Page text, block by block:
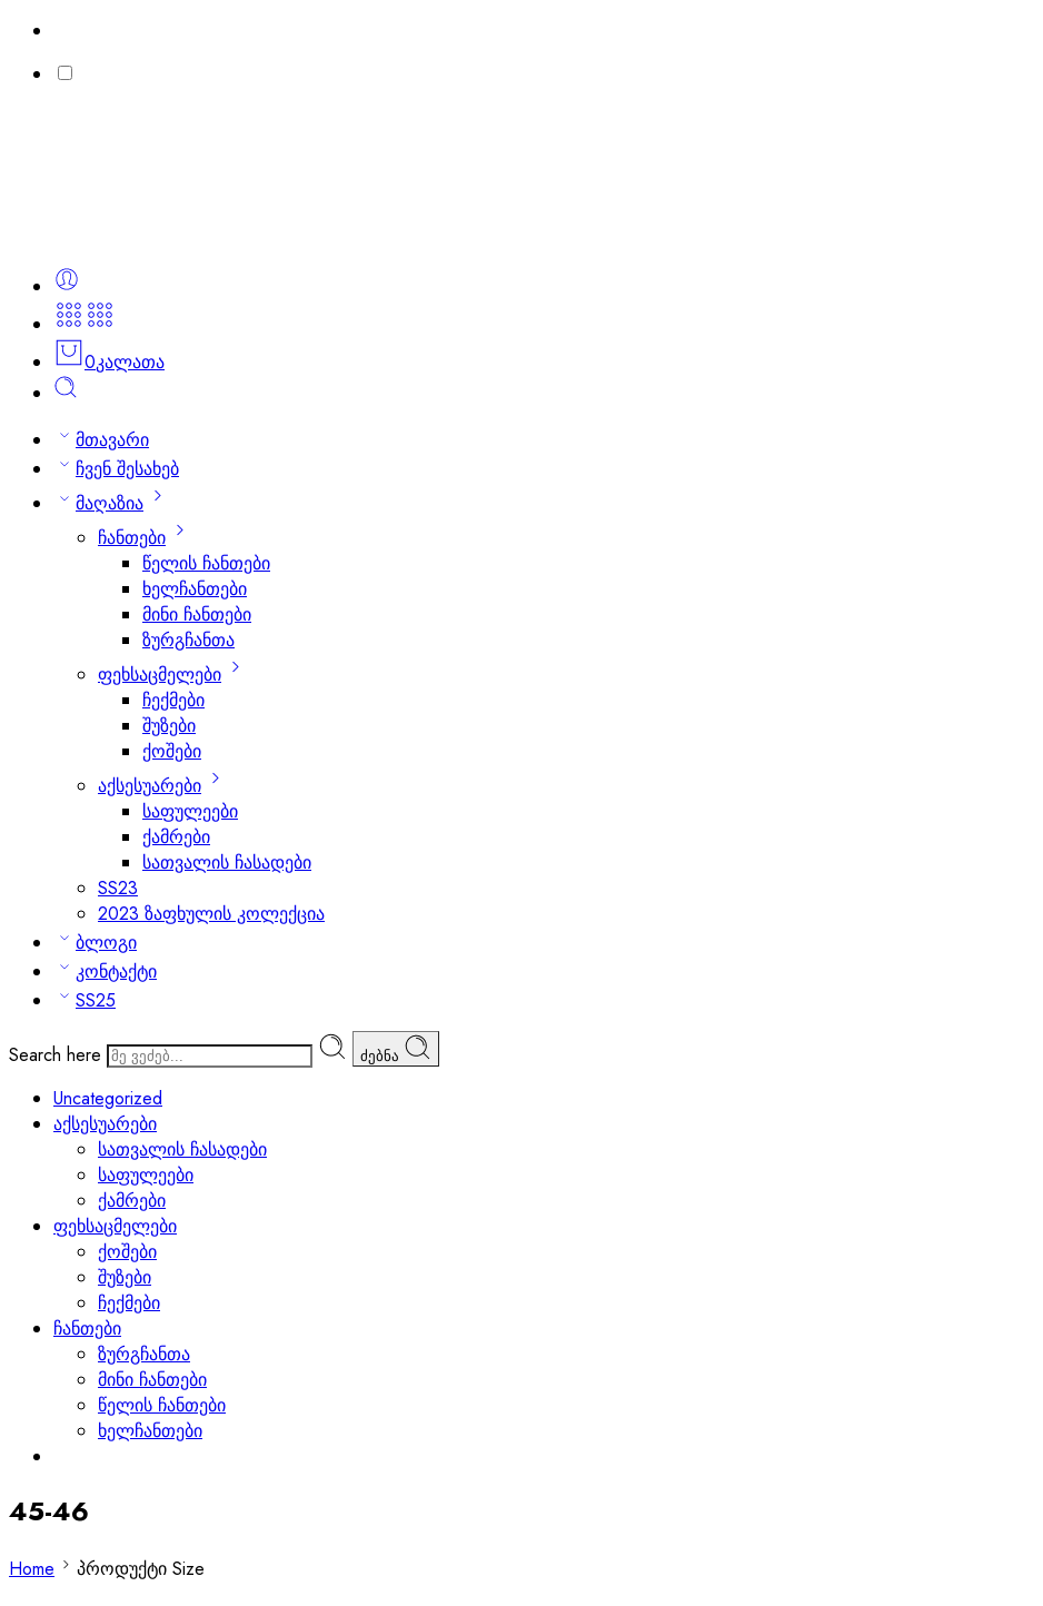
0კალათა
მთავარი
ჩვენ შესახებ
მაღაზია
ჩანთები
წელის ჩანთები
ხელჩანთები
მინი ჩანთები
ზურგჩანთა
ფეხსაცმელები
ჩექმები
შუზები
ქოშები
აქსესუარები
საფულეები
ქამრები
სათვალის ჩასადები
SS23
2023 ზაფხულის კოლექცია
ბლოგი
კონტაქტი
SS25
Search here ძებნა
Uncategorized
აქსესუარები
სათვალის ჩასადები
საფულეები
ქამრები
ფეხსაცმელები
ქოშები
შუზები
ჩექმები
ჩანთები
ზურგჩანთა
მინი ჩანთები
წელის ჩანთები
ხელჩანთები
45-46
Home პროდუქტი Size